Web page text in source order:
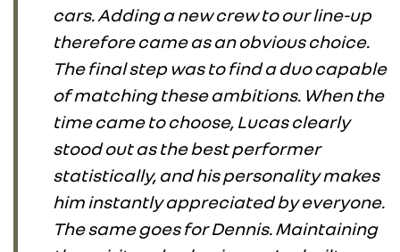
cars. Adding a new crew to our line-up
therefore came as an obvious choice.
The final step was to find a duo capable
of matching these ambitions. When the
time came to choose, Lucas clearly
stood out as the best performer
statistically, and his personality makes
him instantly appreciated by everyone.
The same goes for Dennis. Maintaining